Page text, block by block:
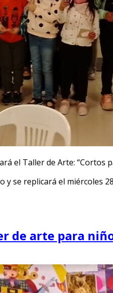
el Taller de Arte:
y se replicará el miércoles 28
de arte para